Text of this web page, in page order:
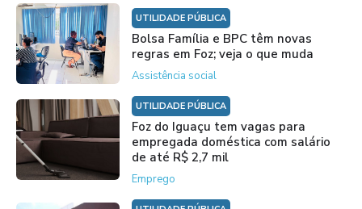
UTILIDADE PÚBLICA
Bolsa Família e BPC têm novas
regras em Foz; veja o que muda
Assistência social
UTILIDADE PÚBLICA
Foz do Iguaçu tem vagas para
empregada doméstica com salário
de até R$ 2,7 mil
Emprego